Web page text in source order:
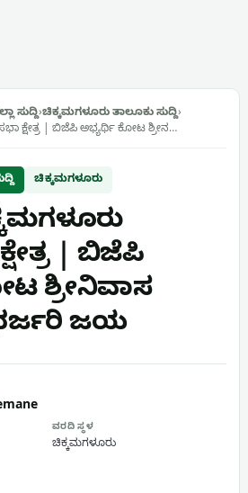
ಸುದ್ದಿ›ಚಿಕ್ಕಮಗಳೂರು ತಾಲೂಕು ಸುದ್ದಿ›
ಕ್ಷೇತ್ರ | ಬಿಜೆಪಿ ಅಭ್ಯರ್ಥಿ ಕೋಟ ಶ್ರೀನ…
ಚಿಕ್ಕಮಗಳೂರು
| ಬಿಜೆಪಿ
ಶ್ರೀನಿವಾಸ
ಜಯ
ವರದಿ ಸ್ಥಳ
ಚಿಕ್ಕಮಗಳೂರು